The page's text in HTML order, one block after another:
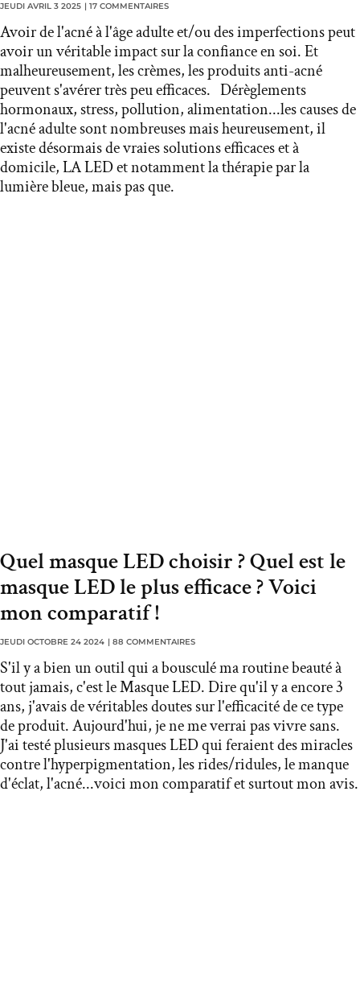
JEUDI AVRIL 3 2025 | 17 COMMENTAIRES
Avoir de l'acné à l'âge adulte et/ou des imperfections peut
avoir un véritable impact sur la confiance en soi. Et
malheureusement, les crèmes, les produits anti-acné
peuvent s'avérer très peu efficaces. Dérèglements
hormonaux, stress, pollution, alimentation...les causes de
l'acné adulte sont nombreuses mais heureusement, il
existe désormais de vraies solutions efficaces et à
domicile, LA LED et notamment la thérapie par la
lumière bleue, mais pas que.
Quel masque LED choisir ? Quel est le
masque LED le plus efficace ? Voici
mon comparatif !
JEUDI OCTOBRE 24 2024 | 88 COMMENTAIRES
S'il y a bien un outil qui a bousculé ma routine beauté à
tout jamais, c'est le Masque LED. Dire qu'il y a encore 3
ans, j'avais de véritables doutes sur l'efficacité de ce type
de produit. Aujourd'hui, je ne me verrai pas vivre sans.
J'ai testé plusieurs masques LED qui feraient des miracles
contre l'hyperpigmentation, les rides/ridules, le manque
d'éclat, l'acné...voici mon comparatif et surtout mon avis.